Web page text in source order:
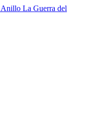
La Guerra del